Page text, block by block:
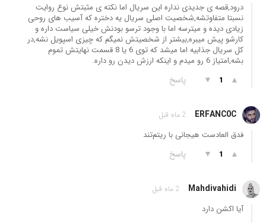
درود,قصه ی جدیدی نداره این سریال اما نکته ی مثبتش نوع روایت
نسبتا متفاوتشه,شخصیت اصلی سریال یه دختره که آسیب های روحی
زیادی دیده و میترسه اما با وجود ترسو بودنش خیلی سیاست داره و
کارشو پیش میبره,بیشتر از شخصیتش نمیگم که چیزی اسپویل نشه,در
کل سریال جذابیه اما میشد که توی 6 یا 8 قسمت نهایتش تموم
بشه,امتیاز 6 رو میدم و اینکه ارزش دیدن رو داره.
▲
1
▼ پاسخ
ERFANC0C 2 ماه قبل
فدق العادست هیجانی با ریتم‌تند
▲
1
▼ پاسخ
Mahdivahidi 2 ماه قبل
آیا اکشن دارد